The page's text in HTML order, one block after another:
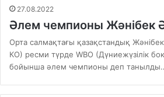
27.08.2022
Әлем чемпионы Жәнібек
Орта салмақтағы қазақстандық
КО) ресми түрде WBO (Дүниежүзілік
бойынша әлем чемпионы деп